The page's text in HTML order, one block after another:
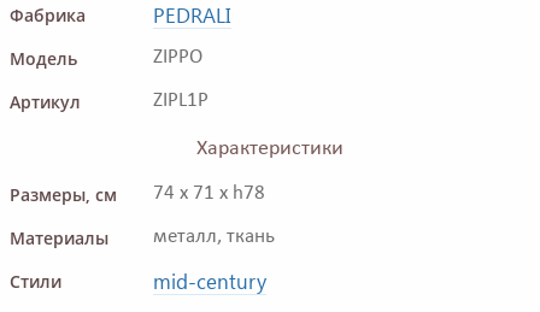
Фабрика PEDRALI
Модель ZIPPO
Артикул ZIPL1P
Характеристики
Размеры, см
74 x 71 x h78
Материалы металл, ткань
Стили mid-century